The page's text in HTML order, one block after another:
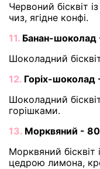
Червоний бісквіт
чиз, ягідне конфі.
11. Банан-шоколад
Шоколадний
12. Горіх-шоколад
Шоколадний
горішками.
13. Морквяний -
Морквяний
цедрою лимона,